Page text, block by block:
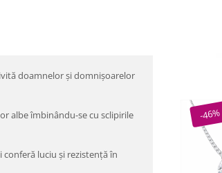
doamnelor şi domnişoarelor
albe îmbinându-se cu sclipirile
luciu şi rezistenţă în
-46%